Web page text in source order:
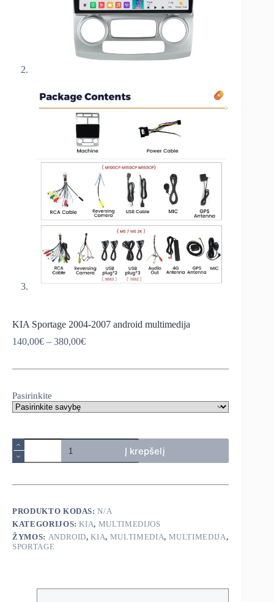
KIA Sportage 2004-2007 android multimedija
140,00€ – 380,00€Price
Pasirinkite
produkto
kiekis:
KIA
2004-
multimedija
Į krepšelį
PRODUKTO KODAS:N/A
KATEGORIJOS:KIA, MULTIMEDIJOS
ŽYMOS: ANDROID,KIA, MULTIMEDIA, MULTIMEDIJA,
SPORTAGE